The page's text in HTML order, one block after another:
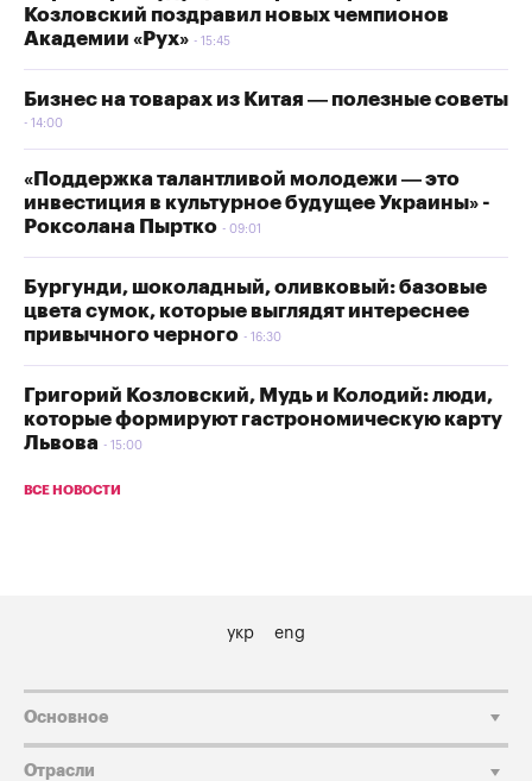
Козловский поздравил новых чемпионов
Академии «Рух»
15:45
Бизнес на товарах из Китая — полезные советы
14:00
«Поддержка талантливой молодежи — это
инвестиция в культурное будущее Украины» -
Роксолана Пыртко
09:01
Бургунди, шоколадный, оливковый: базовые
цвета сумок, которые выглядят интереснее
привычного черного
16:30
Григорий Козловский, Мудь и Колодий: люди,
которые формируют гастрономическую карту
Львова
15:00
ВСЕ НОВОСТИ
укр eng
Основное
Отрасли